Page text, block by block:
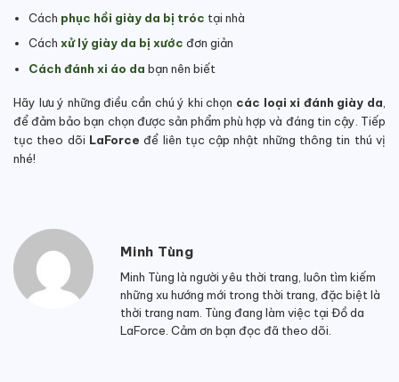
Cách phục hồi giày da bị tróc tại nhà
Cách xử lý giày da bị xước đơn giản
Cách đánh xi áo da bạn nên biết
Hãy lưu ý những điều cần chú ý khi chọn các loại xi đánh giày da
để đảm bảo bạn chọn được sản phẩm phù hợp và đáng tin cậy. Tiếp
tục theo dõi LaForce để liên tục cập nhật những thông tin thú vị
nhé!
Minh Tùng
Minh Tùng là người yêu thời trang, luôn tìm kiếm
những xu hướng mới trong thời trang, đặc biệt là
thời trang nam. Tùng đang làm việc tại Đồ da
LaForce. Cảm ơn bạn đọc đã theo dõi.